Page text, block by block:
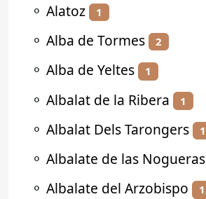
⚬ Alatoz 1
⚬ Alba de Tormes 2
⚬ Alba de Yeltes 1
⚬ Albalat de la Ribera 1
⚬ Albalat Dels Tarongers 1
⚬ Albalate de las Nogueras
⚬ Albalate del Arzobispo 1